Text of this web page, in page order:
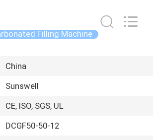
Filling Machine
China
Sunswell
CE, ISO, SGS, UL
DCGF50-50-12